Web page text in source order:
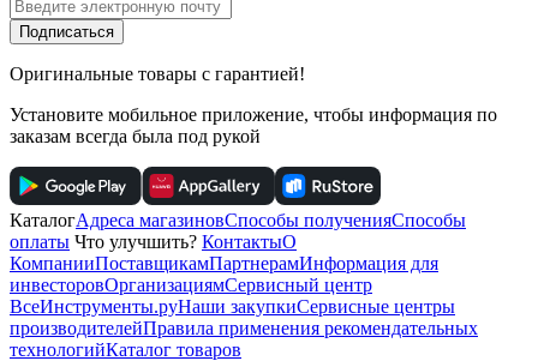
Подписаться
Оригинальные товары с гарантией!
Установите мобильное приложение, чтобы информация по
заказам всегда была под рукой
КаталогАдреса магазиновСпособы полученияСпособы
оплаты Что улучшить? КонтактыО
КомпанииПоставщикамПартнерамИнформация для
инвесторовОрганизациямСервисный центр
ВсеИнструменты.руНаши закупкиСервисные центры
производителейПравила применения рекомендательных
технологийКаталог товаров